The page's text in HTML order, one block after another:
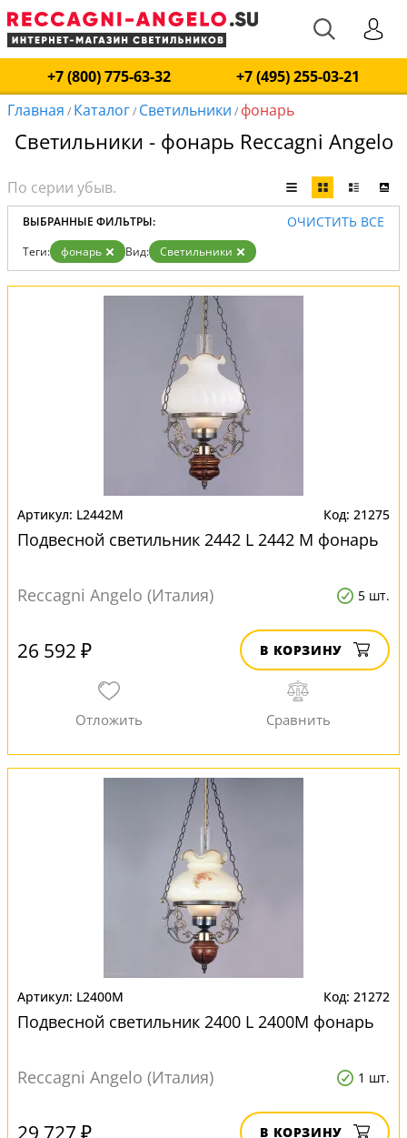
+7 (800) 775-63-32
+7 (495) 255-03-21
Главная / Каталог/ Светильники / фонарь
Светильники - фонарь Reccagni Angelo
ВЫБРАННЫЕ ФИЛЬТРЫ: ОЧИСТИТЬ ВСЕ
Теги: фонарь Вид: Светильники
L2442M 21275
Подвесной светильник 2442 L 2442 M фонарь
Reccagni Angelo (Италия) 5 шт.
26 592 ₽ В КОРЗИНУ
L2400M 21272
Подвесной светильник 2400 L 2400M фонарь
Reccagni Angelo (Италия) 1 шт.
29 727 ₽ В КОРЗИНУ